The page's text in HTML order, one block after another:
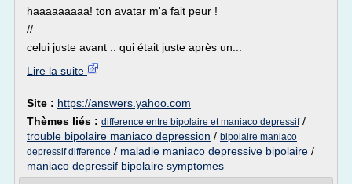
haaaaaaaaa! ton avatar m'a fait peur !
//
celui juste avant .. qui était juste après un...
Lire la suite
Site : https://answers.yahoo.com
Thèmes liés : difference entre bipolaire et maniaco depressif/
trouble bipolaire maniaco depression / bipolaire maniaco
depressif difference / maladie maniaco depressive bipolaire /
maniaco depressif bipolaire symptomes